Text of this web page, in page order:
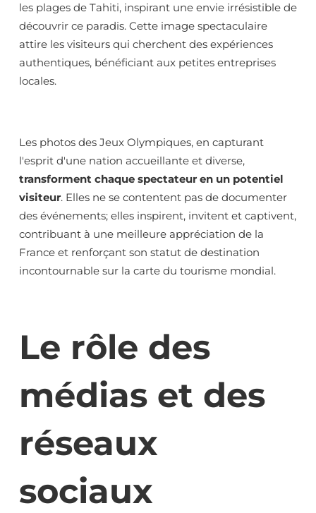
les plages de Tahiti, inspirant une envie irrésistible de
découvrir ce paradis. Cette image spectaculaire
attire les visiteurs qui cherchent des expériences
authentiques, bénéficiant aux petites entreprises
locales.
Les photos des Jeux Olympiques, en capturant
l'esprit d'une nation accueillante et diverse,
transforment chaque spectateur en un potentiel
visiteur. Elles ne se contentent pas de documenter
des événements; elles inspirent, invitent et captivent,
contribuant à une meilleure appréciation de la
France et renforçant son statut de destination
incontournable sur la carte du tourisme mondial.
Le rôle des
médias et des
réseaux
sociaux